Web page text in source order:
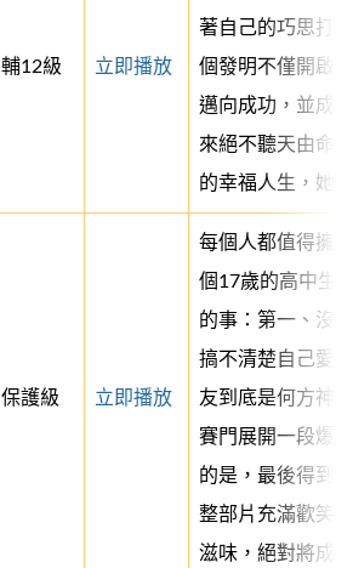
輔12級 立即播放
著自己的巧思打
個發明不僅開啟
邁向成功，並成
來絕不聽天由命
的幸福人生，她
保護級 立即播放
每個人都值得擁
個17歲的高中生
的事：第一、沒
搞不清楚自己愛
友到底是何方神
賽門展開一段爆
的是，最後得到
整部片充滿歡笑
滋味，絕對將成